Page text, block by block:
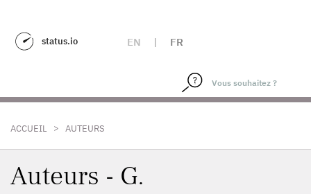
status.io EN | FR
ACCUEIL > AUTEURS
Auteurs - G.